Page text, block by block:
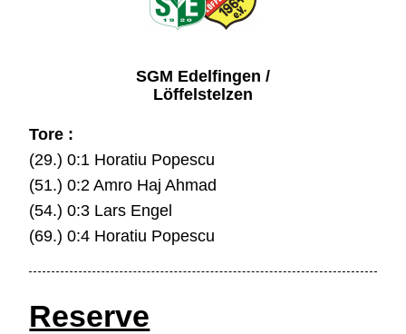
SGM Edelfingen /
Löffelstelzen
Tore :
(29.) 0:1 Horatiu Popescu
(51.) 0:2 Amro Haj Ahmad
(54.) 0:3 Lars Engel
(69.) 0:4 Horatiu Popescu
Reserve